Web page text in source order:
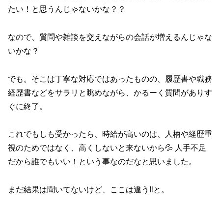
たい！と思うんじゃないかな？？
なので、質問や雑談を交えながらの会話が増えるんじゃな
いかな？
でも。そこは丁寧な対応ではあったものの、履歴書や職務
経歴書などをサラリと眺めながら、かるーく質問がありす
ぐに終了。
これでもしも受かったら、時給が高いのは、人柄や経歴重
視のためではなく、高くしないと来ないから💦 人手不足
だから誰でもいい！という事なのだなと思いました。
まだ結果は聞いてないけど、ここは違う‼️と。